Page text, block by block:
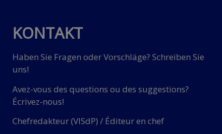
KONTAKT
Haben Sie Fragen oder Vorschläge? Schreiben Sie
uns!
Avez-vous des questions ou des suggestions?
Écrivez-nous!
Chefredakteur (VISdP) / Éditeur en chef